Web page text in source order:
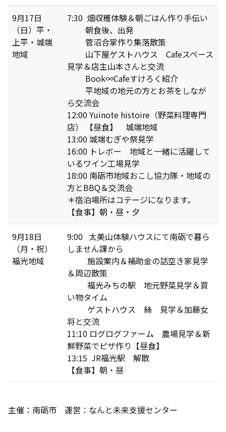
9月17日
（日）平・
上平・城端
地域
7:30 畑収穫体験＆朝ごはん作り手伝い
朝食後、出発
菅沼合掌作り集落散策
山下屋ゲストハウス Cafeスペース
見学＆店主山本さんと交流
Book∞Cafeすけろく紹介
平地域の地元の方とお茶をしなが
ら交流会
12:00 Yuinote histoire（野菜料理専門
店） 【昼食】 城端地域
13:00 城端むぎや祭見学
16:00 トレボー 地域と一緒に活躍して
いるワイン工場見学
18:00 南砺市地域おこし協力隊・地域の
方とBBQ＆交流会
＊宿泊場所はコテージになります。
【食事】朝・昼・夕
9月18日
（月・祝）
福光地域
9:00 太美山体験ハウスにて南砺で暮ら
しません課から
施設案内＆補助金の話空き家見学
＆周辺散策
福光みちの駅 地元野菜見学＆買
い物タイム
ゲストハウス 絲 見学＆加藤女
将と交流
11:10 ログログファーム 農場見学＆新
鮮野菜でピザ作り【昼食】
13:15 JR福光駅 解散
【食事】朝・昼
主催：南砺市 運営：なんと未来支援センター